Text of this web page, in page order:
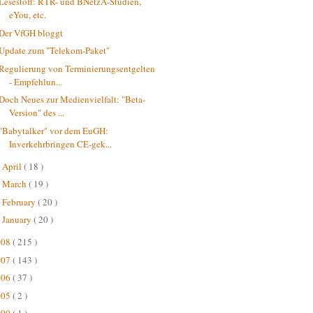
eYou, etc.
VfGH bloggt
zum "Telekom-Paket"
von Terminierungsentgelten
- Empfehlun...
Neues zur Medienvielfalt: "Beta-
Version" des ...
"Babytalker" vor dem EuGH:
Inverkehrbringen CE-gek...
April ( 18 )
March ( 19 )
February ( 20 )
January ( 20 )
( 215 )
( 143 )
( 37 )
( 2 )